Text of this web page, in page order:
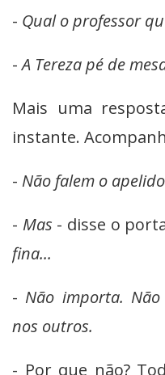
- Qual o professor
-A Tereza pé de
Mais uma
instante.
- Não falem o
- Mas - disse o
fina...
- Não importa.
nos outros.
- Por que não?